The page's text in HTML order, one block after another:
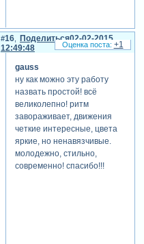
Поделиться
16
02-02-2015
12:49:48
gauss
ну как можно эту работу
назвать простой! всё
великолепно! ритм
завораживает, движения
четкие интересные, цвета
яркие, но ненавязчивые.
молодежно, стильно,
современно! спасибо!!!
+1